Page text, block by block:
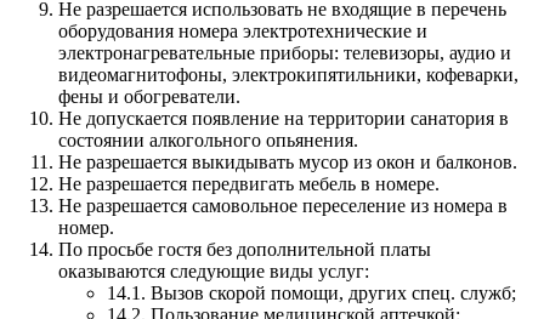
Не разрешается использовать не входящие в перечень
оборудования номера электротехнические и
электронагревательные приборы: телевизоры, аудио и
видеомагнитофоны, электрокипятильники, кофеварки,
фены и обогреватели.
Не допускается появление на территории санатория в
состоянии алкогольного опьянения.
Не разрешается выкидывать мусор из окон и балконов.
Не разрешается передвигать мебель в номере.
Не разрешается самовольное переселение из номера в
номер.
По просьбе гостя без дополнительной платы
оказываются следующие виды услуг:
14.1. Вызов скорой помощи, других спец. служб;
14.2. Пользование медицинской аптечкой;